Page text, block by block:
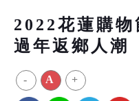
2022花蓮購
過年返鄉人潮
- A +